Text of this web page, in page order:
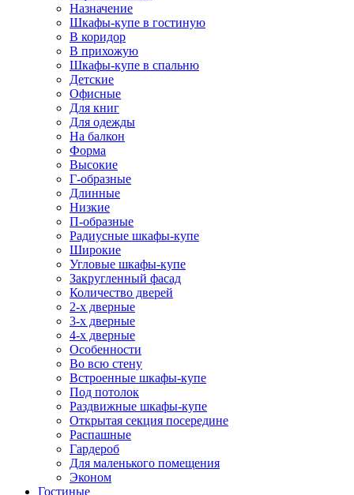
Назначение
Шкафы-купе в гостиную
В коридор
В прихожую
Шкафы-купе в спальню
Детские
Офисные
Для книг
Для одежды
На балкон
Форма
Высокие
Г-образные
Длинные
Низкие
П-образные
Радиусные шкафы-купе
Широкие
Угловые шкафы-купе
Закругленный фасад
Количество дверей
2-х дверные
3-х дверные
4-х дверные
Особенности
Во всю стену
Встроенные шкафы-купе
Под потолок
Раздвижные шкафы-купе
Открытая секция посередине
Распашные
Гардероб
Для маленького помещения
Эконом
Гостиные